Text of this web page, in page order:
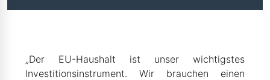
„Der EU-Haushalt ist unser wichtigstes
Investitionsinstrument. Wir brauchen einen